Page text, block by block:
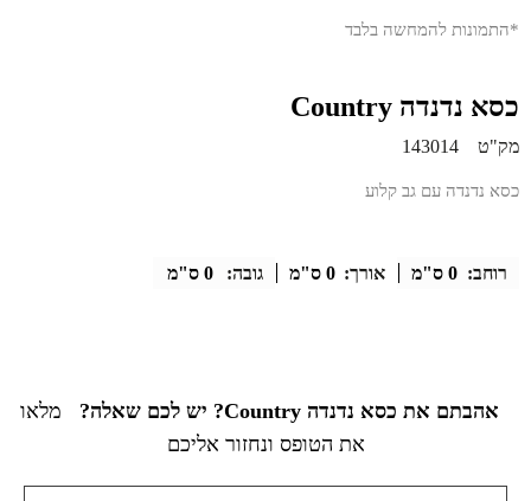
*התמונות להמחשה בלבד
כסא נדנדה Country
מק"ט 143014
כסא נדנדה עם גב קלוע
רוחב: 0 ס"מ אורך: 0 ס"מ גובה: 0 ס"מ
אהבתם את כסא נדנדה Country? יש לכם שאלה?
מלאו
את הטופס ונחזור אליכם